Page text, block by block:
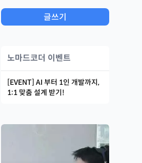
글쓰기
노마드코더 이벤트
[EVENT] AI 부터 1인 개발까지,
1:1 맞춤 설계 받기!